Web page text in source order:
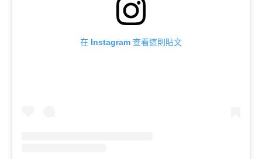
在 Instagram 查看這則貼文